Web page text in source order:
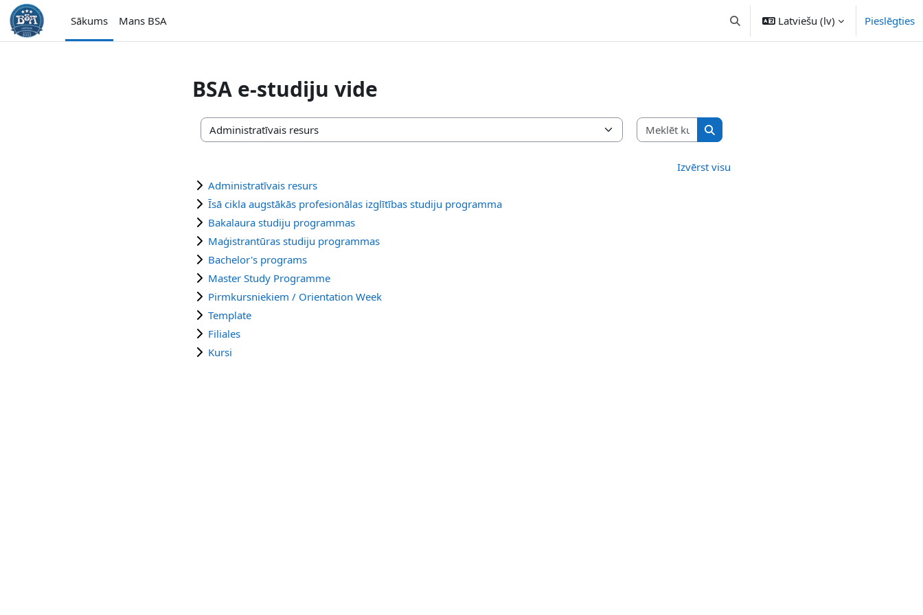
Atvērt galveno saturu
Sākums
Mans BSA Pārslēgt meklēšanas ievadi
Latviešu ‎(lv)‎ Pieslēgties
BSA e-studiju vide
Kursu kategorijas
Meklēt kursus
Meklēt kursus
Izvērst visu
Administratīvais resurs
Īsā cikla augstākās profesionālas izglītības studiju programma
Bakalaura studiju programmas
Maģistrantūras studiju programmas
Bachelor's programs
Master Study Programme
Pirmkursniekiem / Orientation Week
Template
Filiales
Kursi